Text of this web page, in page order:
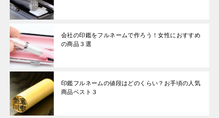
会社の印鑑をフルネームで作ろう！女性におすすめ
の商品３選
印鑑フルネームの値段はどのくらい？お手頃の人気
商品ベスト３